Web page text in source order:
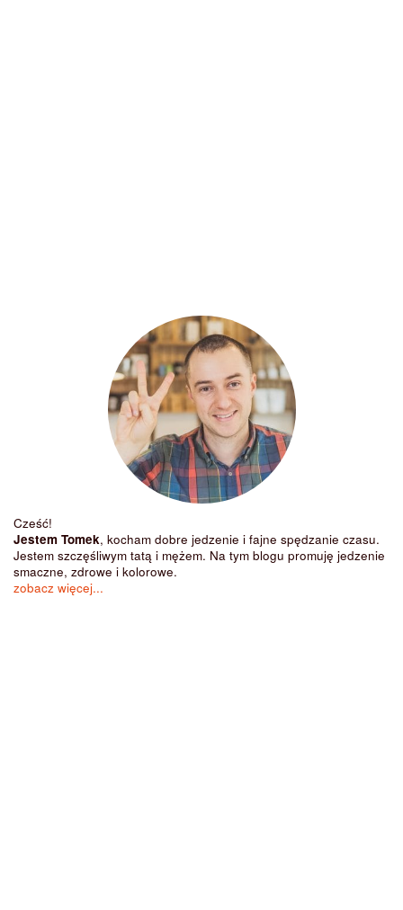
Cześć!
Jestem Tomek, kocham dobre jedzenie i fajne spędzanie czasu.
Jestem szczęśliwym tatą i mężem. Na tym blogu promuję jedzenie
smaczne, zdrowe i kolorowe.
zobacz więcej...